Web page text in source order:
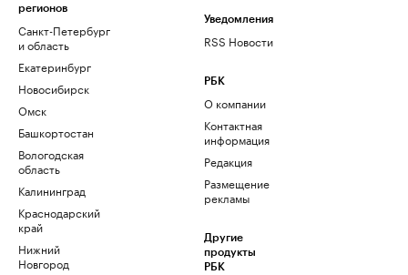
регионов
Санкт-Петербург
и область
Екатеринбург
Новосибирск
Омск
Башкортостан
Вологодская
область
Калининград
Краснодарский
край
Нижний
Новгород
Уведомления
RSS Новости
РБК
О компании
Контактная
информация
Редакция
Размещение
рекламы
Другие
продукты
РБК